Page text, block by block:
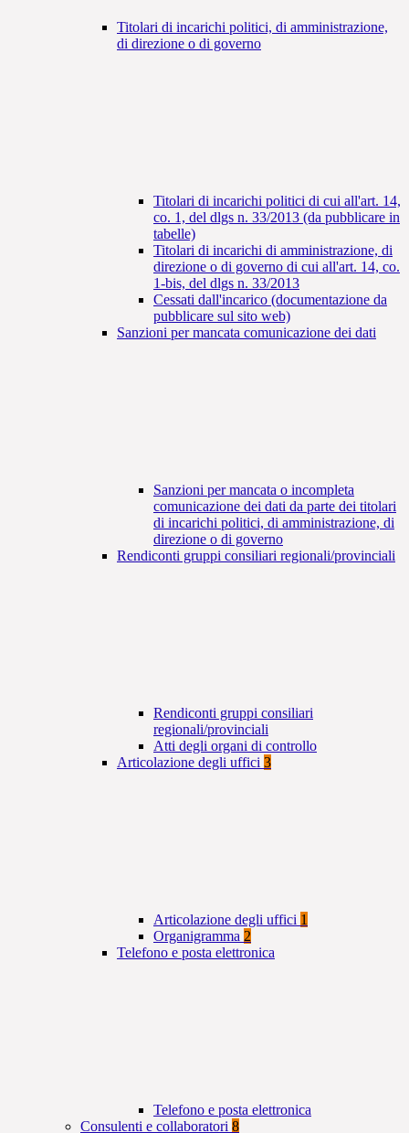
Titolari di incarichi politici, di amministrazione,
di direzione o di governo
Titolari di incarichi politici di cui all'art. 14,
co. 1, del dlgs n. 33/2013 (da pubblicare in
tabelle)
Titolari di incarichi di amministrazione, di
direzione o di governo di cui all'art. 14, co.
1-bis, del dlgs n. 33/2013
Cessati dall'incarico (documentazione da
pubblicare sul sito web)
Sanzioni per mancata comunicazione dei dati
Sanzioni per mancata o incompleta
comunicazione dei dati da parte dei titolari
di incarichi politici, di amministrazione, di
direzione o di governo
Rendiconti gruppi consiliari regionali/provinciali
Rendiconti gruppi consiliari
regionali/provinciali
Atti degli organi di controllo
Articolazione degli uffici 3
Articolazione degli uffici 1
Organigramma 2
Telefono e posta elettronica
Telefono e posta elettronica
Consulenti e collaboratori 8